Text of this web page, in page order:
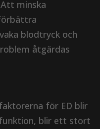
minska
blodtryck och
åtgärdas
för ED blir
blir ett stort